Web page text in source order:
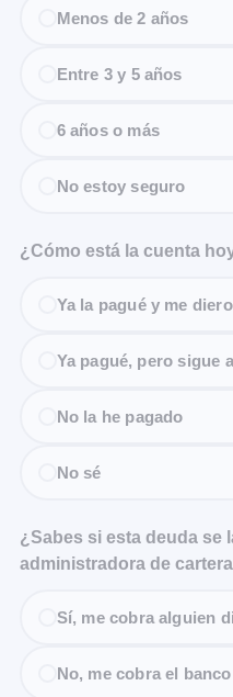
Menos de 2 años
Entre 3 y 5 años
6 años o más
No estoy seguro
¿Cómo está la cuenta
Ya la pagué y me
Ya pagué, pero sigue
No la he pagado
No sé
¿Sabes si esta deuda se
administradora de
Sí, me cobra alguien
No, me cobra el